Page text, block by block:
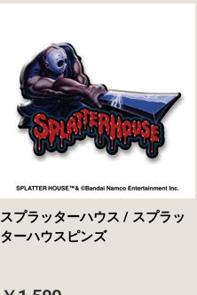
スプラッターハウス / スプラッ
ターハウスピンズ